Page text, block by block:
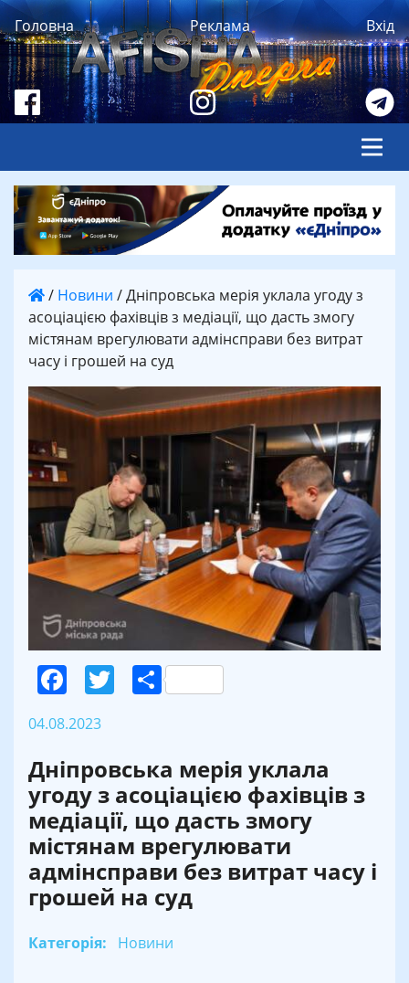
Головна Реклама Вхід
/ Новини /Дніпровська мерія уклала угоду з
асоціацією фахівців з медіації, що дасть змогу
містянам врегулювати адмінсправи без витрат
часу і грошей на суд
Facebook
Twitter
Поділитися
04.08.2023
Дніпровська мерія уклала
угоду з асоціацією фахівців з
медіації, що дасть змогу
містянам врегулювати
адмінсправи без витрат часу і
грошей на суд
Категорія: Новини